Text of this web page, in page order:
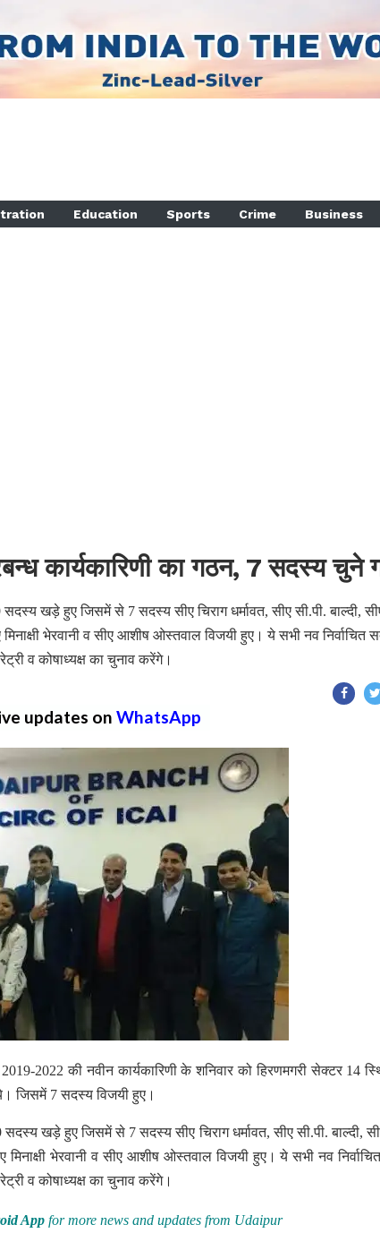
Education Sports Crime Business
कार्यकारिणी का गठन, 7 सदस्य चुने
खड़े हुए जिसमें से 7 सदस्य सीए चिराग धर्मावत, सीए सी.पी. बाल्दी,
भेरवानी व सीए आशीष ओस्तवाल विजयी हुए। ये सभी नव निर्वाचित
व कोषाध्यक्ष का चुनाव करेंगे।
updates on WhatsApp
2022 की नवीन कार्यकारिणी के शनिवार को हिरणमगरी सेक्टर 14
जिसमें 7 सदस्य विजयी हुए।
खड़े हुए जिसमें से 7 सदस्य सीए चिराग धर्मावत, सीए सी.पी. बाल्दी,
मिनाक्षी भेरवानी व सीए आशीष ओस्तवाल विजयी हुए। ये सभी नव
व कोषाध्यक्ष का चुनाव करेंगे।
App for more news and updates from Udaipur